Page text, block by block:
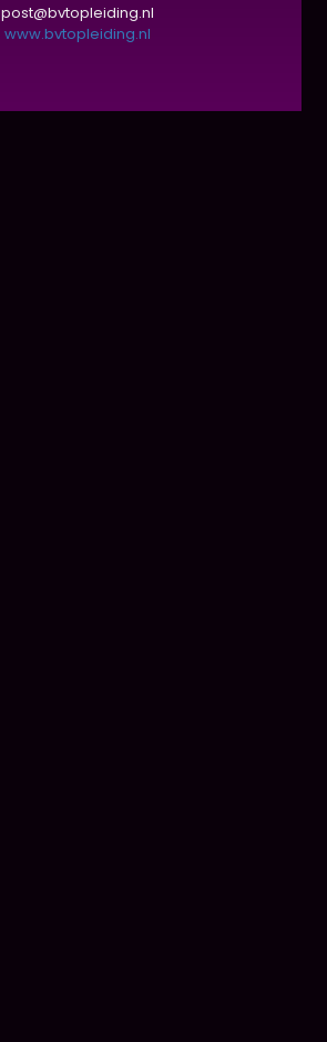
post@bvtopleiding.nl
www.bvtopleiding.nl